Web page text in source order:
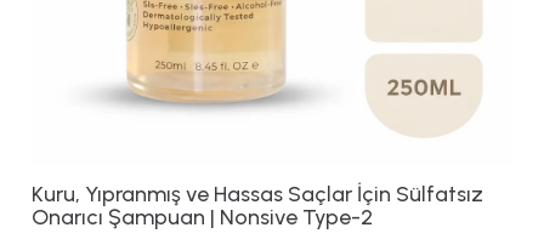
Kuru, Yıpranmış ve Hassas Saçlar İçin Sülfatsız
Onarıcı Şampuan | Nonsive Type-2